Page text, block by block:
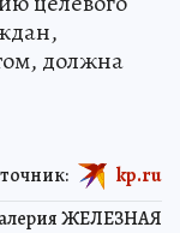
должна
ЖЕЛЕЗНАЯ
kp.ru